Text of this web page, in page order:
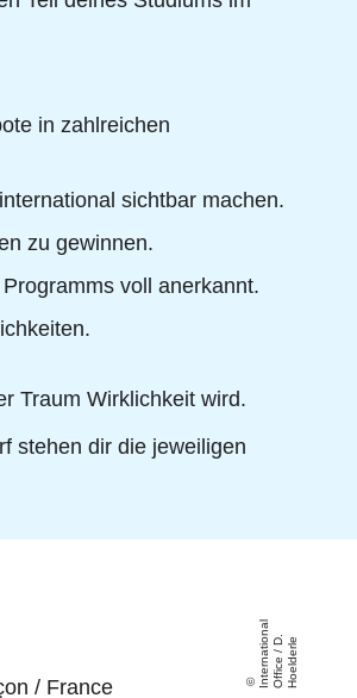
in zahlreichen
sichtbar machen.
zu gewinnen.
voll anerkannt.
Traum Wirklichkeit wird.
stehen dir die jeweiligen
I
n
t
e
r
n
a
tio
n
al
O
f
fi
c
e
/ D
.
H
o
el
d
e
rl e